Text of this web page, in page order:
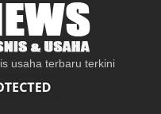
usaha terbaru terkini